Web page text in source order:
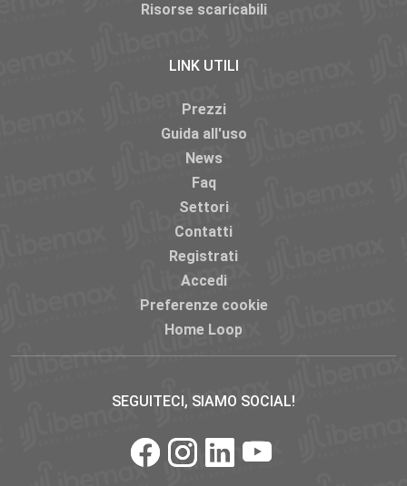
Risorse scaricabili
LINK UTILI
Prezzi
Guida all'uso
News
Faq
Settori
Contatti
Registrati
Accedi
Preferenze cookie
Home Loop
SEGUITECI, SIAMO SOCIAL!